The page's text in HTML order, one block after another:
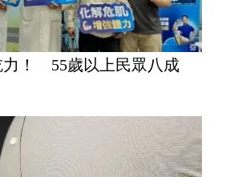
力！ 55歲以上民眾八成